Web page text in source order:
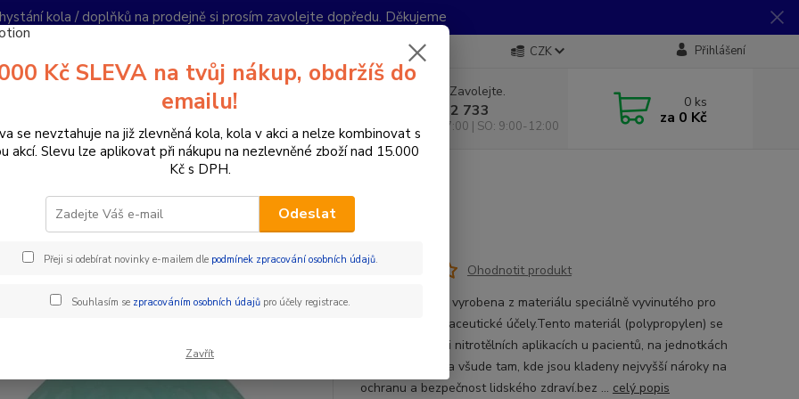
kola / doplňků na prodejně si prosím zavolejte dopředu. Děkujeme
CZK Přihlášení
Hledat
Nevíte si rady? Zavolejte.
+420 733 792 733
PO-PÁ 10:00-17:00 | SO: 9:00-12:00
0 ks
za 0 Kč
lahev 0,5 l Magic Unicorn
Ohodnotit produkt
Zdravá lahev je vyrobena z materiálu speciálně vyvinutého pro
lékařské a farmaceutické účely.Tento materiál (polypropylen) se
využívá např. při nitrotělních aplikacích u pacientů, na jednotkách
intenzivní péče a všude tam, kde jsou kladeny nejvyšší nároky na
ochranu a bezpečnost lidského zdraví.bez ... celý popis
Kč SLEVA na tvůj nákup, obdržíš do
emailu!
se nevztahuje na již zlevněná kola, kola v akci a nelze kombinovat s
akcí. Slevu lze aplikovat při nákupu na nezlevněné zboží nad 15.000
Kč s DPH.
Odeslat
Přeji si odebírat novinky e-mailem dle podmínek zpracování osobních údajů.
Souhlasím se zpracováním osobních údajůpro účely registrace.
Zavřít